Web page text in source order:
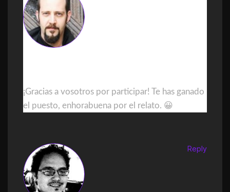
¡Gracias a vosotros por participar! Te has ganado
el puesto, enhorabuena por el relato. 😀
Reply